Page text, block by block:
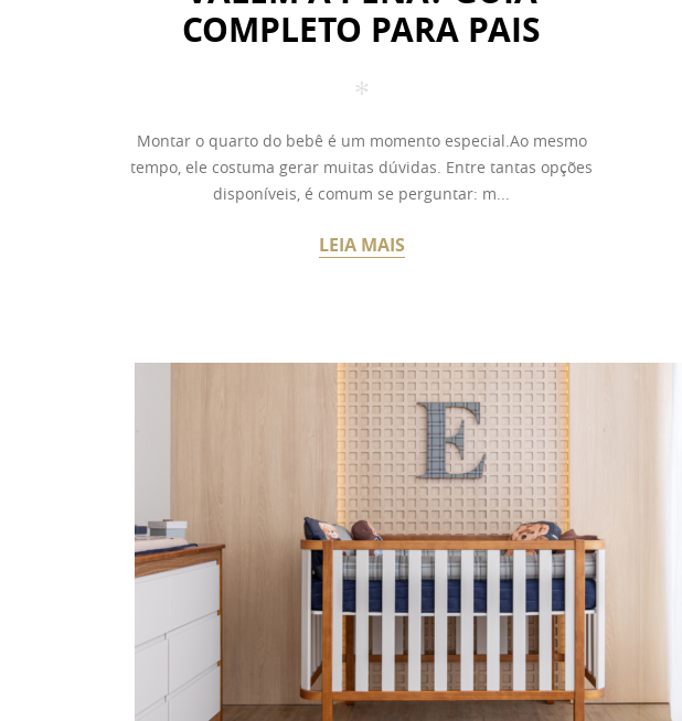
COMPLETO PARA PAIS
Montar o quarto do bebê é um momento especial.Ao mesmo
tempo, ele costuma gerar muitas dúvidas. Entre tantas opções
disponíveis, é comum se perguntar: m...
LEIA MAIS